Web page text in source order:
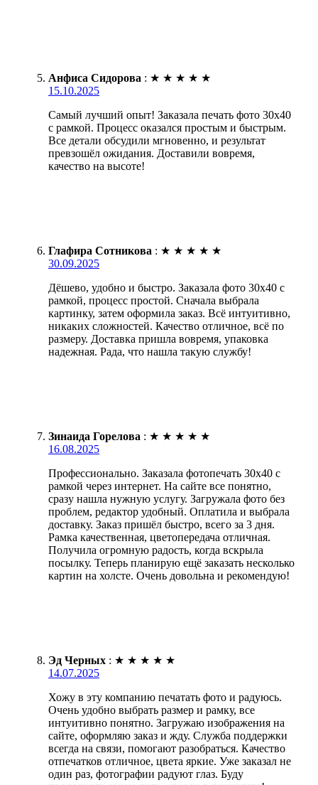
Анфиса Сидорова : ★ ★ ★ ★ ★
15.10.2025
Самый лучший опыт! Заказала печать фото 30х40
с рамкой. Процесс оказался простым и быстрым.
Все детали обсудили мгновенно, и результат
превзошёл ожидания. Доставили вовремя,
качество на высоте!
Глафира Сотникова : ★ ★ ★ ★ ★
30.09.2025
Дёшево, удобно и быстро. Заказала фото 30х40 с
рамкой, процесс простой. Сначала выбрала
картинку, затем оформила заказ. Всё интуитивно,
никаких сложностей. Качество отличное, всё по
размеру. Доставка пришла вовремя, упаковка
надежная. Рада, что нашла такую службу!
Зинаида Горелова : ★ ★ ★ ★ ★
16.08.2025
Профессионально. Заказала фотопечать 30х40 с
рамкой через интернет. На сайте все понятно,
сразу нашла нужную услугу. Загружала фото без
проблем, редактор удобный. Оплатила и выбрала
доставку. Заказ пришёл быстро, всего за 3 дня.
Рамка качественная, цветопередача отличная.
Получила огромную радость, когда вскрыла
посылку. Теперь планирую ещё заказать несколько
картин на холсте. Очень довольна и рекомендую!
Эд Черных : ★ ★ ★ ★ ★
14.07.2025
Хожу в эту компанию печатать фото и радуюсь.
Очень удобно выбрать размер и рамку, все
интуитивно понятно. Загружаю изображения на
сайте, оформляю заказ и жду. Служба поддержки
всегда на связи, помогают разобраться. Качество
отпечатков отличное, цвета яркие. Уже заказал не
один раз, фотографии радуют глаз. Буду